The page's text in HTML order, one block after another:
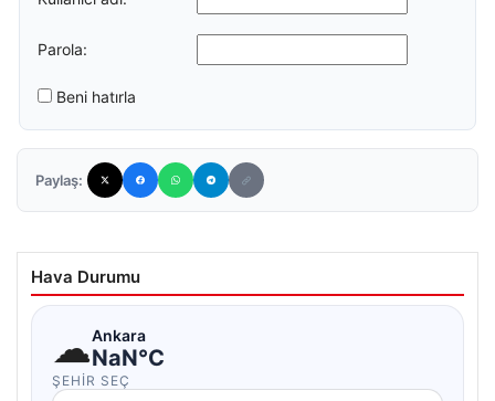
Parola:
Beni hatırla
Paylaş:
Hava Durumu
☁Ankara
NaN°C
ŞEHIR SEÇ